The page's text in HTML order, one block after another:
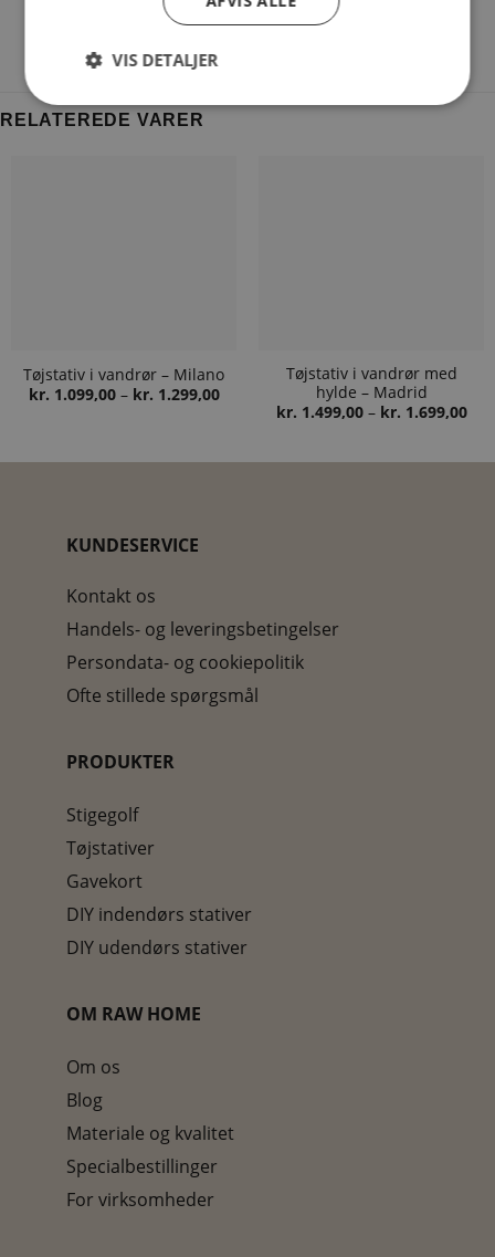
RELATEREDE VARER
Tøjstativ i vandrør – Milano
kr. 1.099,00 – kr. 1.299,00Prisinterval:
kr. 1.099,00
Tøjstativ i vandrør med
hylde – Madrid
kr. 1.499,00 – kr. 1.699,00
KUNDESERVICE
Kontakt os
Handels- og leveringsbetingelser
Persondata- og cookiepolitik
Ofte stillede spørgsmål
PRODUKTER
Stigegolf
Tøjstativer
Gavekort
DIY indendørs stativer
DIY udendørs stativer
OM RAW HOME
Om os
Blog
Materiale og kvalitet
Specialbestillinger
For virksomheder
VIS DETALJER